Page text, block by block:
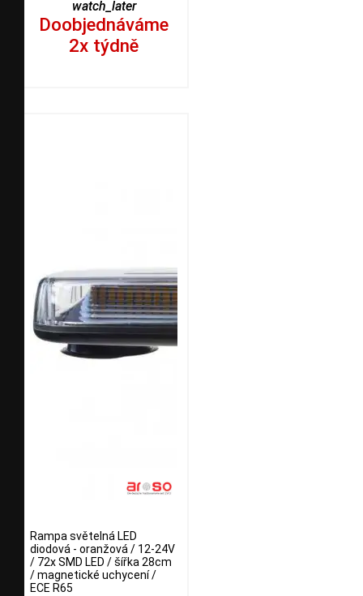
watch_later
Doobjednáváme
2x týdně
Rampa světelná LED
diodová - oranžová / 12-24V
/ 72x SMD LED / šířka 28cm
/ magnetické uchycení /
ECE R65